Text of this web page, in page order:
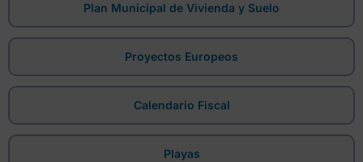
Plan Municipal de Vivienda y Suelo
Proyectos Europeos
Calendario Fiscal
Playas